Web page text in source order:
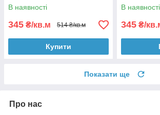
В наявності
345 ₴/кв.м 514 ₴/кв.м
Купити
В наявності
345 ₴/
Показати ще
Про нас